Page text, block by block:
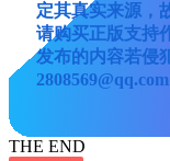
定其真实来源，
请购买正版支持
发布的内容若侵
THE END